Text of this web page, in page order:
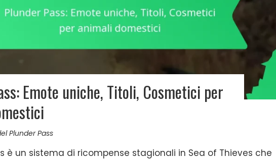
Emote uniche, Titoli, Cosmetici per
Plunder Pass
è un sistema di ricompense stagionali in Sea of Thieves che